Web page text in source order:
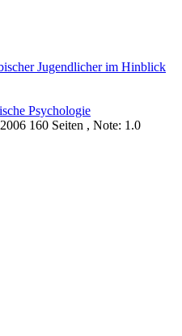
Jugendlicher im Hinblick
Psychologie
160 Seiten , Note: 1.0